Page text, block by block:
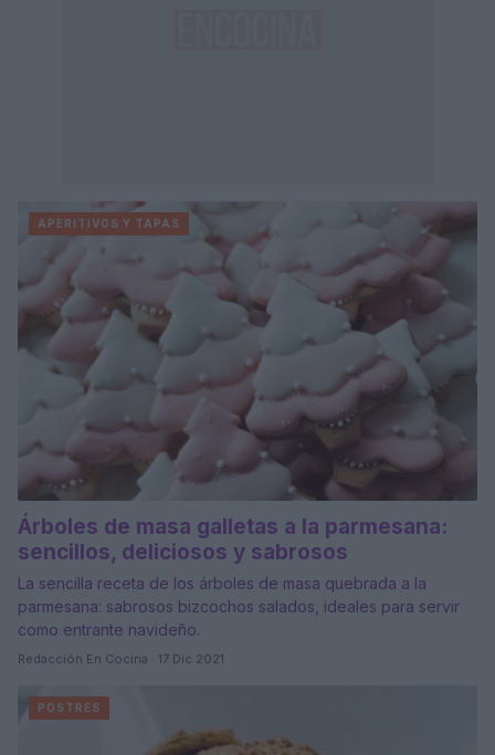
APERITIVOS Y TAPAS
Árboles de masa galletas a la parmesana:
sencillos, deliciosos y sabrosos
La sencilla receta de los árboles de masa quebrada a la
parmesana: sabrosos bizcochos salados, ideales para servir
como entrante navideño.
Redacción En Cocina · 17 Dic 2021
POSTRES